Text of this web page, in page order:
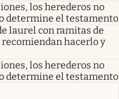
los herederos no
determine el testamento
laurel con ramitas de
recomiendan hacerlo y
los herederos no
determine el testamento